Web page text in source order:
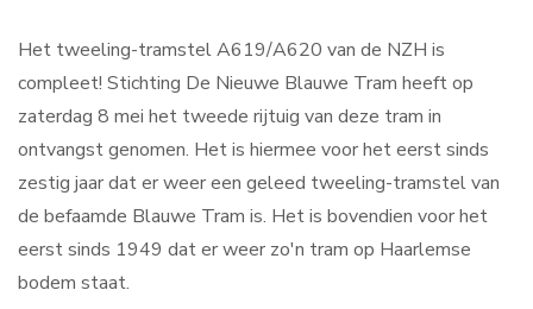
Over ons
Contact
...
Het tweeling-tramstel A619/A620 van de NZH is
compleet! Stichting De Nieuwe Blauwe Tram heeft op
zaterdag 8 mei het tweede rijtuig van deze tram in
ontvangst genomen. Het is hiermee voor het eerst sinds
zestig jaar dat er weer een geleed tweeling-tramstel van
de befaamde Blauwe Tram is. Het is bovendien voor het
eerst sinds 1949 dat er weer zo'n tram op Haarlemse
bodem staat.